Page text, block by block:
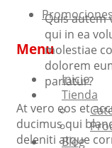
Menu
Skip
content
Inicio
Tienda
Blog
Quis autem
qui in ea
molestiae
dolorem
pariatur?
At vero eos et
ducimus qui
deleniti atque